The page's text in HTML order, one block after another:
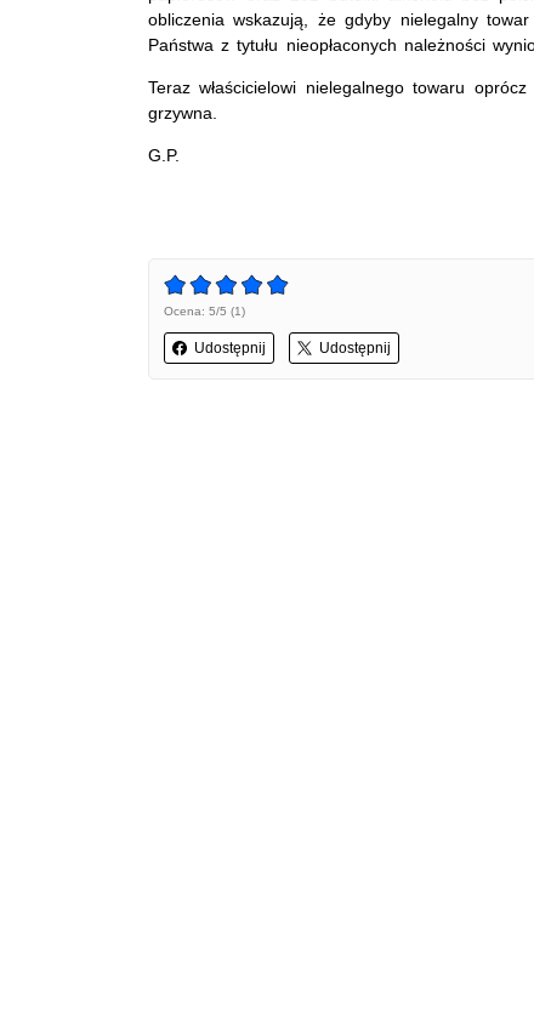
obliczenia wskazują, że gdyby nielegalny
Państwa z tytułu nieopłaconych należności
Teraz właścicielowi nielegalnego towaru
grzywna.
G.P.
Ocena: 5/5 (1)
Udostępnij Udostępnij